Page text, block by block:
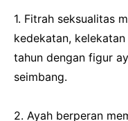
1. Fitrah seksualitas
kedekatan,
tahun dengan figur
seimbang.
2. Ayah berperan